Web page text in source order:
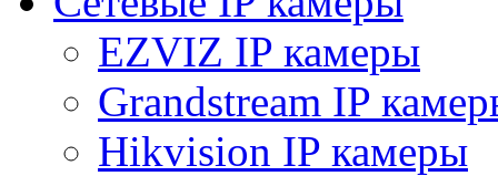
EZVIZ IP камеры
Grandstream IP
Hikvision IP камеры